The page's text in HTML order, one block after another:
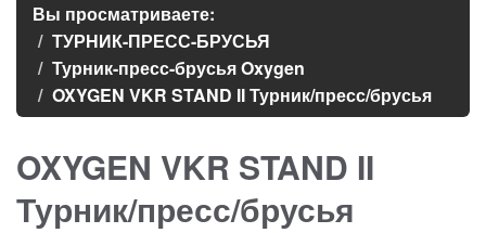
Вы просматриваете:
ТУРНИК-ПРЕСС-БРУСЬЯ
Турник-пресс-брусья Oxygen
OXYGEN VKR STAND II Турник/пресс/брусья
OXYGEN VKR STAND II
Турник/пресс/брусья